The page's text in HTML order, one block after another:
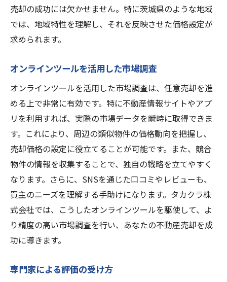
売却の成功には欠かせません。特に茨城県のような地域
では、地域特性を理解し、それを反映させた価格設定が
求められます。
オンラインツールを活用した市場調査
オンラインツールを活用した市場調査は、任意売却を進
める上で非常に有効です。特に不動産情報サイトやアプ
リを利用すれば、実際の市場データを瞬時に取得できま
す。これにより、周辺の類似物件の価格動向を把握し、
売却価格の設定に役立てることが可能です。また、競合
物件の情報を収集することで、独自の戦略を立てやすく
なります。さらに、SNSを通じた口コミやレビューも、
買主のニーズを理解する手助けになります。タカクラ株
式会社では、こうしたオンラインツールを駆使して、よ
り精度の高い市場調査を行い、あなたの不動産売却を成
功に導きます。
専門家による評価の受け方